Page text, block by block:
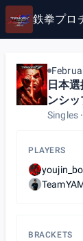
鉄拳プロ
日本
ンシ
Singles
PLAYERS
BRACKETS